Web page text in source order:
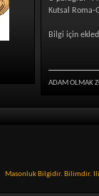
Kutsal Roma-
Bilgi için
ADAM OLMAK
Masonluk Bilgidir. Bilimdir.